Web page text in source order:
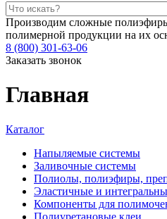
Производим сложные
полимерной продукции на их
8 (800) 301-63-06
Заказать звонок
Главная
Каталог
Напыляемые системы
Заливочные системы
Полиолы, полиэфиры,
Эластичные и
Компоненты для
Полиуретановые клеи